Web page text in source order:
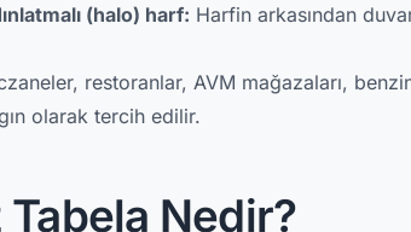
(halo) harf: Harfin arkasından
restoranlar, AVM mağazaları,
olarak tercih edilir.
Tabela Nedir?